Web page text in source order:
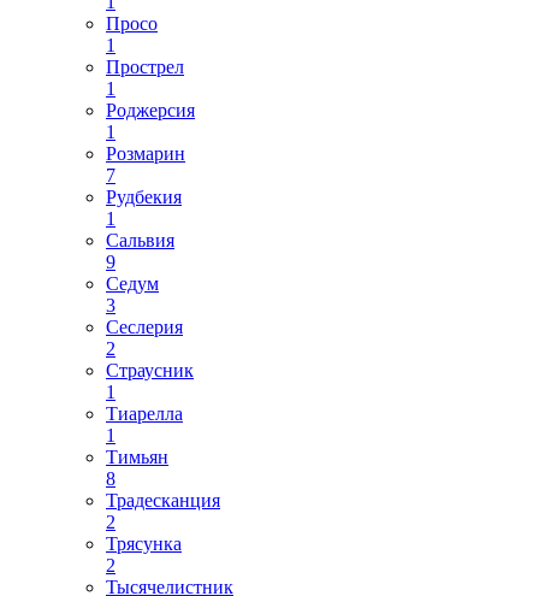
Просо
1
Прострел
1
Роджерсия
1
Розмарин
7
Рудбекия
1
Сальвия
9
Седум
3
Сеслерия
2
Страусник
1
Тиарелла
1
Тимьян
8
Традесканция
2
Трясунка
2
Тысячелистник